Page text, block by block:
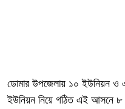
ডোমার উপজেলায় ১০ ইউনিয়ন ও
ইউনিয়ন নিয়ে গঠিত এই আসনে ৮